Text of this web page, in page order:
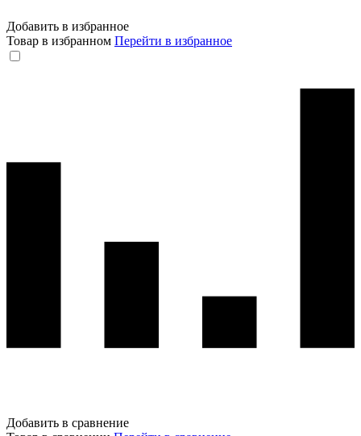
Добавить в избранное
Товар в избранном Перейти в избранное
Добавить в сравнение